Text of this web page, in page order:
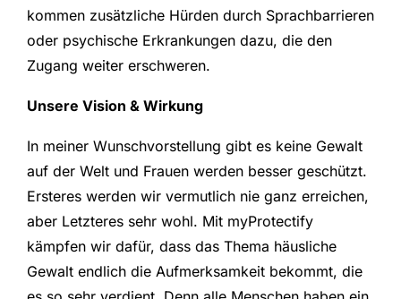
kommen zusätzliche Hürden durch Sprachbarrieren
oder psychische Erkrankungen dazu, die den
Zugang weiter erschweren.
Unsere Vision & Wirkung
In meiner Wunschvorstellung gibt es keine Gewalt
auf der Welt und Frauen werden besser geschützt.
Ersteres werden wir vermutlich nie ganz erreichen,
aber Letzteres sehr wohl. Mit myProtectify
kämpfen wir dafür, dass das Thema häusliche
Gewalt endlich die Aufmerksamkeit bekommt, die